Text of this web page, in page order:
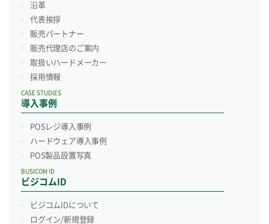
沿革
代表挨拶
販売パートナー
販売代理店のご案内
取扱いハードメーカー
採用情報
導入事例
CASE STUDIES
POSレジ導入事例
ハードウェア導入事例
POS製品設置写真
ビジコムID
BUSICOM ID
ビジコムIDについて
ログイン/新規登録